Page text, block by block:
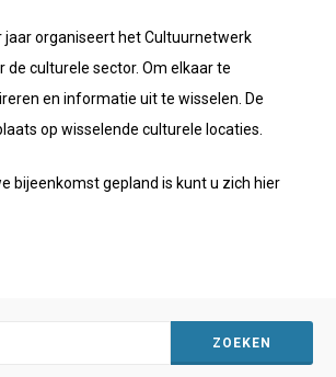
jaar organiseert het Cultuurnetwerk
de culturele sector. Om elkaar te
en informatie uit te wisselen. De
op wisselende culturele locaties.
bijeenkomst gepland is kunt u zich hier
Zoeken
naar: